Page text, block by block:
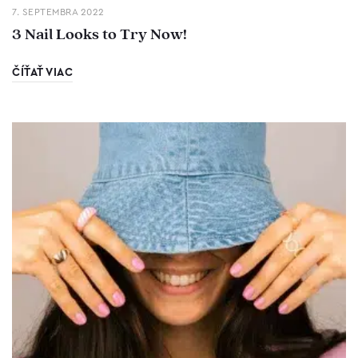
7. SEPTEMBRA 2022
3 Nail Looks to Try Now!
ČÍŤAŤ VIAC